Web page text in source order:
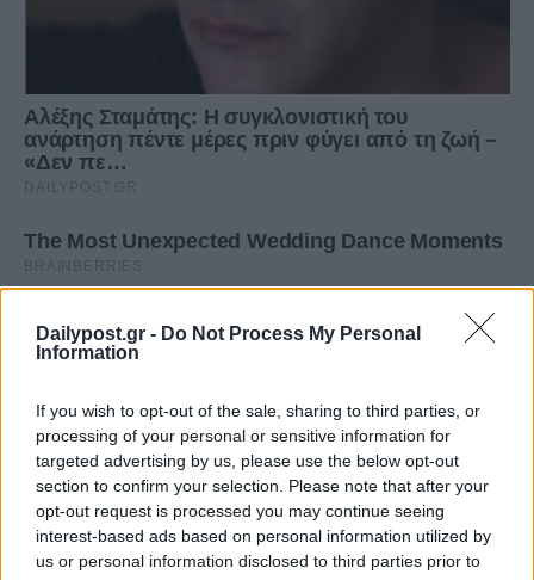
Dailypost.gr - Do Not Process My Personal
Information
If you wish to opt-out of the sale, sharing to third parties, or
processing of your personal or sensitive information for
targeted advertising by us, please use the below opt-out
section to confirm your selection. Please note that after your
opt-out request is processed you may continue seeing
interest-based ads based on personal information utilized by
us or personal information disclosed to third parties prior to